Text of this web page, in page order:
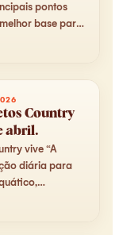
pontos
base para
Country
abril.
vive “A
diária para